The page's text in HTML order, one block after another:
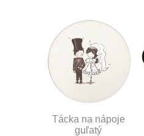
Tácka na nápoje
guľatý